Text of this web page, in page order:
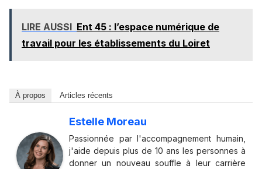
LIRE AUSSI Ent 45 : l’espace numérique de
travail pour les établissements du Loiret
À propos Articles récents
Estelle Moreau
Passionnée par l'accompagnement humain,
j'aide depuis plus de 10 ans les personnes à
donner un nouveau souffle à leur carrière